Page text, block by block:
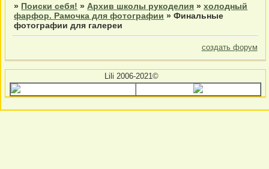
» Поиски себя! »Архив школы рукоделия »холодный
фарфор. Рамочка для фотографии »Финальные
фотографии для галереи
создать форум
Lili 2006-2021©